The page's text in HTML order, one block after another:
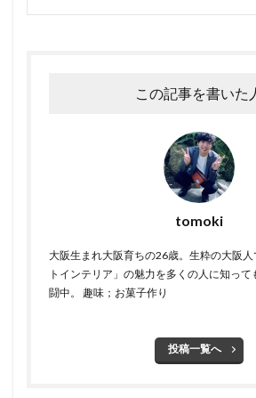
この記事を書いた
tomoki
大阪生まれ大阪育ちの26歳。生粋の大阪人
トインテリア」の魅力を多くの人に知っ
闘中。 趣味；お菓子作り
投稿一覧へ